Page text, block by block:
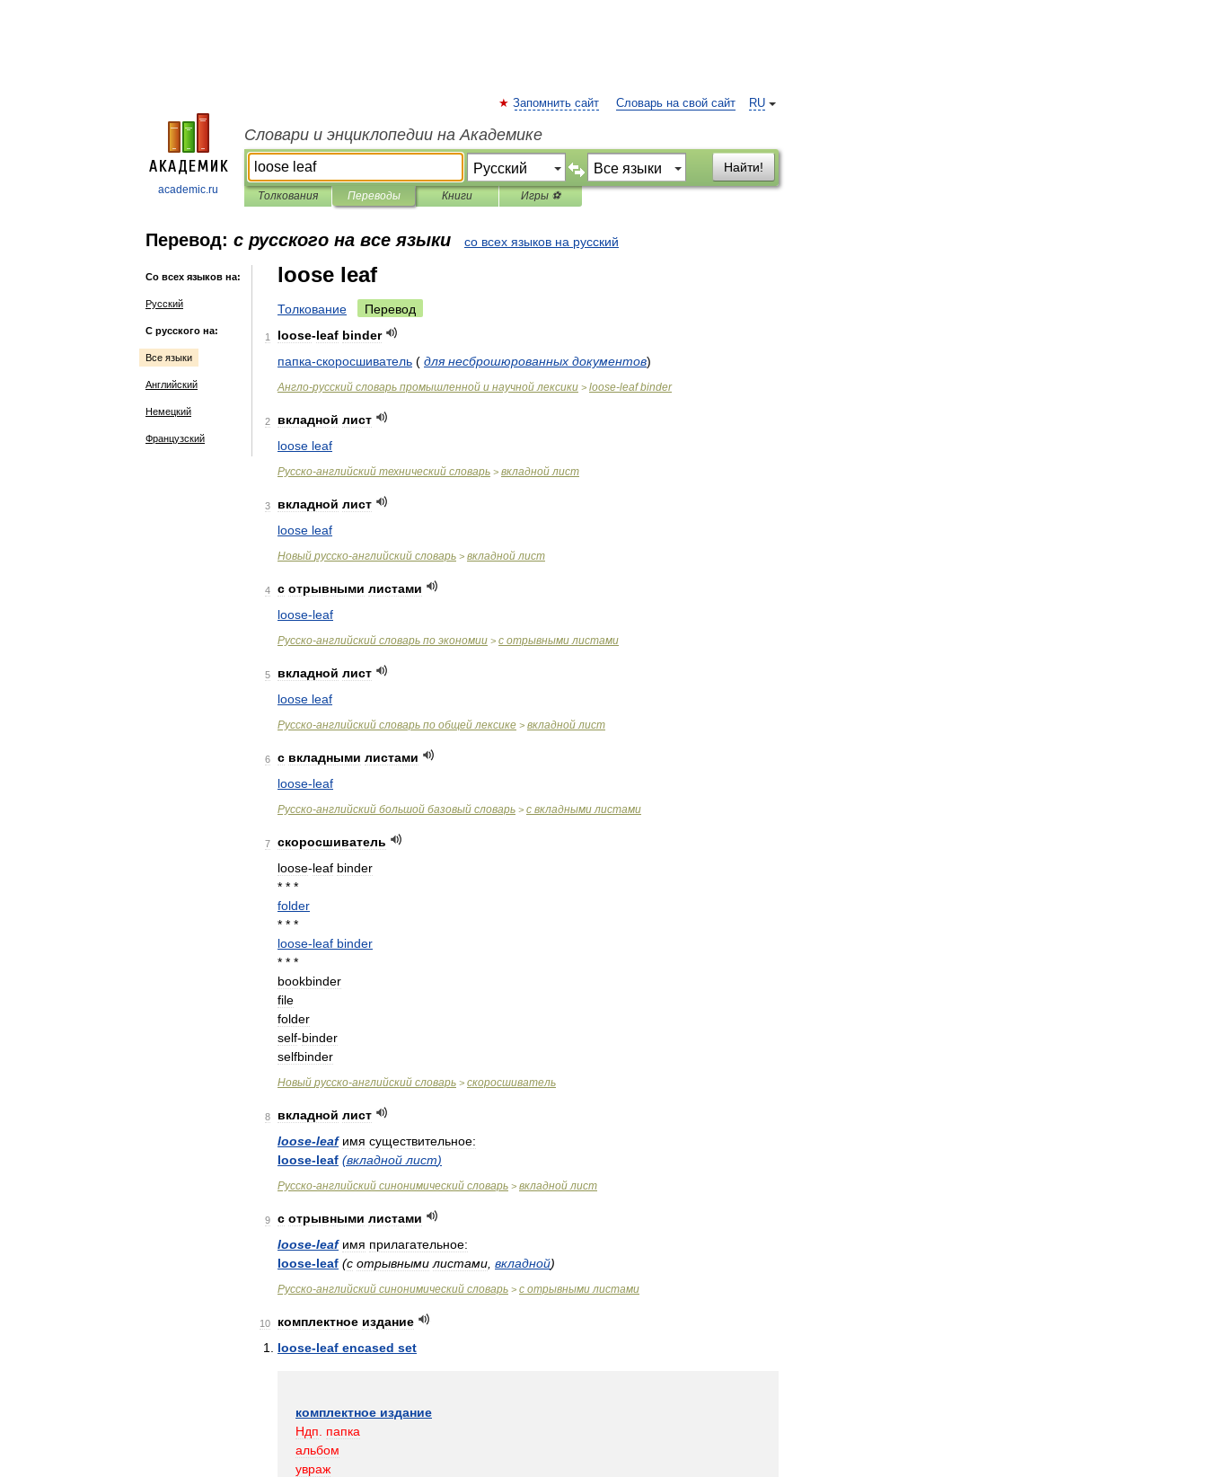
academic.ru
RU
Запомнить сайт Словарь на свой сайт
Словари и энциклопедии на Академике
Найти!
Толкования Переводы Книги Игры ⚽
Перевод: с русского на все языки со всех языков на русский
Со всех языков на:
Русский
С русского на:
Все языки
Английский
Немецкий
Французский
loose leaf
Толкование Перевод
1 loose-leaf binder
папка-скоросшиватель ( для несброшюрованных документов)
Англо-русский словарь промышленной и научной лексики > loose-leaf binder
2 вкладной лист
loose leaf
Русско-английский технический словарь > вкладной лист
3 вкладной лист
loose leaf
Новый русско-английский словарь > вкладной лист
4 с отрывными листами
loose-leaf
Русско-английский словарь по экономии > с отрывными листами
5 вкладной лист
loose leaf
Русско-английский словарь по общей лексике > вкладной лист
6 с вкладными листами
loose-leaf
Русско-английский большой базовый словарь > с вкладными листами
7
скоросшиватель
loose-leaf binder
* * *
folder
* * *
loose-leaf binder
* * *
bookbinder
file
folder
self-binder
selfbinder
Новый русско-английский словарь > скоросшиватель
8 вкладной лист
loose-leaf имя существительное:
loose-leaf (вкладной лист)
Русско-английский синонимический словарь > вкладной лист
9 с отрывными листами
loose-leaf имя прилагательное:
loose-leaf (с отрывными листами вкладной)
Русско-английский синонимический словарь > с отрывными листами
10 комплектное издание
loose-leaf encased set
комплектное издание
Ндп
папка
альбом
увраж